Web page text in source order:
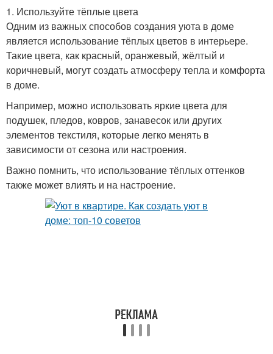
1. Используйте тёплые цвета
Одним из важных способов создания уюта в доме
является использование тёплых цветов в интерьере.
Такие цвета, как красный, оранжевый, жёлтый и
коричневый, могут создать атмосферу тепла и комфорта
в доме.
Например, можно использовать яркие цвета для
подушек, пледов, ковров, занавесок или других
элементов текстиля, которые легко менять в
зависимости от сезона или настроения.
Важно помнить, что использование тёплых оттенков
также может влиять и на настроение.